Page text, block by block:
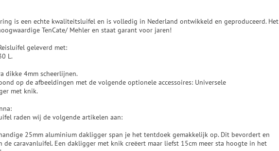
is een echte kwaliteitsluifel en is volledig in Nederland ontwikkeld en geproduceerd. Het
TenCate/ Mehler en staat garant voor jaren!
geleverd met:
L.
dikke 4mm scheerlijnen.
op de afbeeldingen met de volgende optionele accessoires: Universele
met knik.
raden wij de volgende artikelen aan:
25mm aluminium dakligger span je het tentdoek gemakkelijk op. Dit bevordert en
de caravanluifel. Een dakligger met knik creëert maar liefst 15cm meer sta hoogte in het